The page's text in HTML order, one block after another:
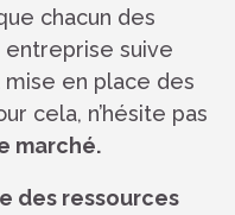
chacun des
suive
mise en place des
cela, n’hésite pas
marché.
des ressources